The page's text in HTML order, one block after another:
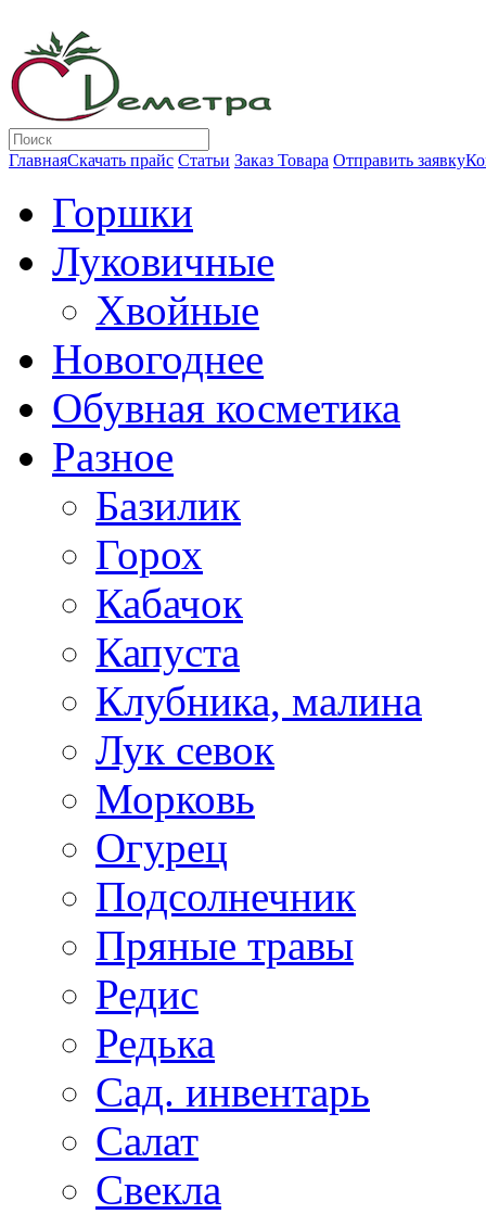
ГлавнаяСкачать прайс Статьи Заказ Товара Отправить заявку
Горшки
Луковичные
Хвойные
Новогоднее
Обувная косметика
Разное
Базилик
Горох
Кабачок
Капуста
Клубника, малина
Лук севок
Морковь
Огурец
Подсолнечник
Пряные травы
Редис
Редька
Сад. инвентарь
Салат
Свекла